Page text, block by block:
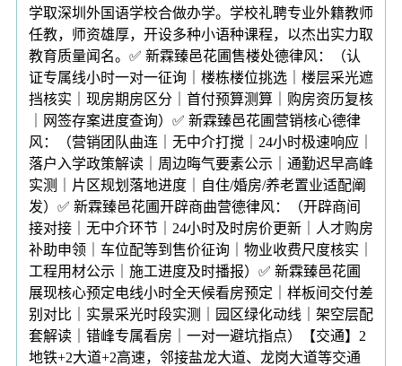
学取深圳外国语学校合做办学。学校礼聘专业外籍教师
任教，师资雄厚，开设多种小语种课程，以杰出实力取
教育质量闻名。✅ 新霖臻邑花圃售楼处德律风：（认
证专属线小时一对一征询｜楼栋楼位挑选｜楼层采光遮
挡核实｜现房期房区分｜首付预算测算｜购房资历复核
｜网签存案进度查询）✅ 新霖臻邑花圃营销核心德律
风：（营销团队曲连｜无中介打搅｜24小时极速响应｜
落户入学政策解读｜周边晦气要素公示｜通勤迟早高峰
实测｜片区规划落地进度｜自住/婚房/养老置业适配阐
发）✅ 新霖臻邑花圃开辟商曲营德律风：（开辟商间
接对接｜无中介环节｜24小时及时房价更新｜人才购房
补助申领｜车位配等到售价征询｜物业收费尺度核实｜
工程用材公示｜施工进度及时播报）✅ 新霖臻邑花圃
展现核心预定电线小时全天候看房预定｜样板间交付差
别对比｜实景采光时段实测｜园区绿化动线｜架空层配
套解读｜错峰专属看房｜一对一避坑指点）【交通】2
地铁+2大道+2高速，邻接盐龙大道、龙岗大道等交通